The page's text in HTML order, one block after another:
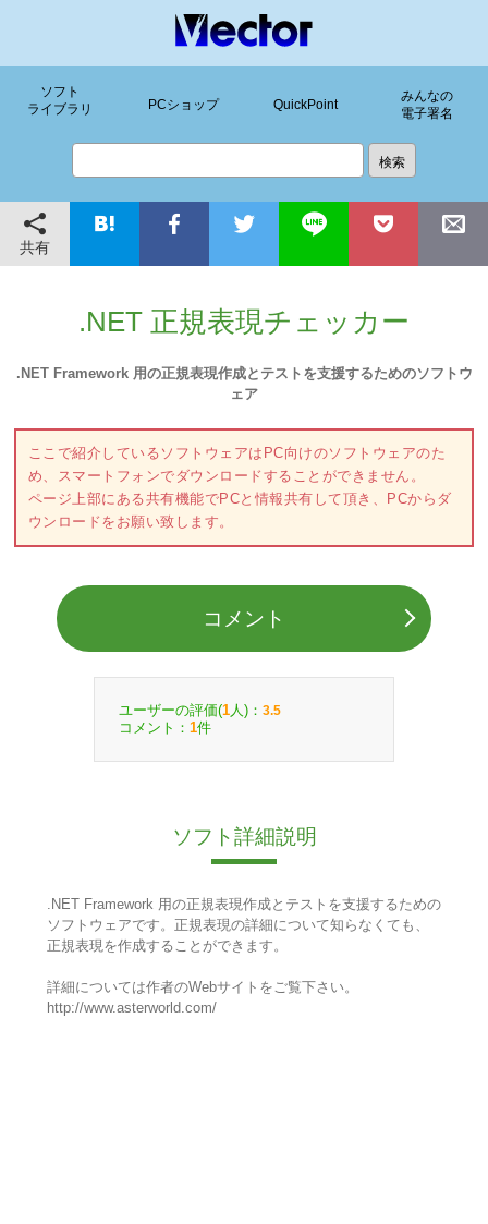
ソフト
ライブラリ
PCショップ QuickPoint
みんなの
電子署名
共有
.NET 正規表現チェッカー
.NET Framework 用の正規表現作成とテストを支援するためのソフトウ
ェア
ここで紹介しているソフトウェアはPC向けのソフトウェアのた
め、スマートフォンでダウンロードすることができません。
ページ上部にある共有機能でPCと情報共有して頂き、PCからダ
ウンロードをお願い致します。
コメント
ユーザーの評価(1 人)： 3.5
コメント： 1件
ソフト詳細説明
.NET Framework 用の正規表現作成とテストを支援するための
ソフトウェアです。正規表現の詳細について知らなくても、
正規表現を作成することができます。
詳細については作者のWebサイトをご覧下さい。
http://www.asterworld.com/